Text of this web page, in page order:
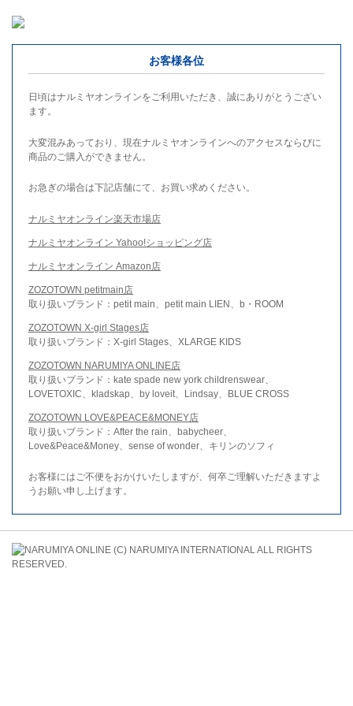
お客様各位
日頃はナルミヤオンラインをご利用いただき、誠にありがとうござい
ます。
大変混みあっており、現在ナルミヤオンラインへのアクセスならびに
商品のご購入ができません。
お急ぎの場合は下記店舗にて、お買い求めください。
ナルミヤオンライン楽天市場店
ナルミヤオンライン Yahoo!ショッピング店
ナルミヤオンライン Amazon店
ZOZOTOWN petitmain店
取り扱いブランド：petit main、petit main LIEN、b・ROOM
ZOZOTOWN X-girl Stages店
取り扱いブランド：X-girl Stages、XLARGE KIDS
ZOZOTOWN NARUMIYA ONLINE店
取り扱いブランド：kate spade new york childrenswear、
LOVETOXIC、kladskap、by loveit、Lindsay、BLUE CROSS
ZOZOTOWN LOVE&PEACE&MONEY店
取り扱いブランド：After the rain、babycheer、
Love&Peace&Money、sense of wonder、キリンのソフィ
お客様にはご不便をおかけいたしますが、何卒ご理解いただきますよ
うお願い申し上げます。